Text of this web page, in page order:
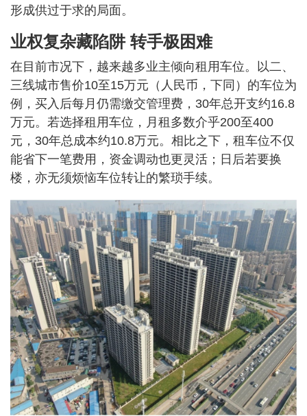
形成供过于求的局面。
业权复杂藏陷阱 转手极困难
在目前市况下，越来越多业主倾向租用车位。以二、
三线城市售价10至15万元（人民币，下同）的车位为
例，买入后每月仍需缴交管理费，30年总开支约16.8
万元。若选择租用车位，月租多数介乎200至400
元，30年总成本约10.8万元。相比之下，租车位不仅
能省下一笔费用，资金调动也更灵活；日后若要换
楼，亦无须烦恼车位转让的繁琐手续。